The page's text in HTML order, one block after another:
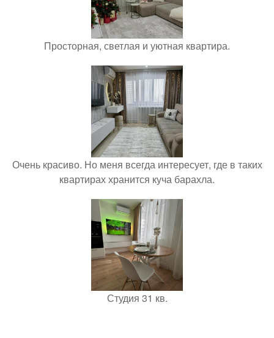
Просторная, светлая и уютная квартира.
Очень красиво. Но меня всегда интересует, где в таких
квартирах хранится куча барахла.
Студия 31 кв.